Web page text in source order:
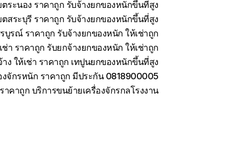
ตระนอง ราคาถูก รับจ้างยกของหนักขึ้นที่สูง
ตสระบุรี ราคาถูก รับจ้างยกของหนักขึ้นที่สูง
บูรณ์ ราคาถูก รับจ้างยกของหนัก ให้เช่าถูก
ช่า ราคาถูก รับยกจ้างยกของหนัก ให้เช่าถูก
าง ให้เช่า ราคาถูก เทปูนยกของหนักขึ้นที่สูง
งจักรหนัก ราคาถูก มีประกัน 0818900005
าคาถูก บริการขนย้ายเครื่องจักรกลโรงงาน